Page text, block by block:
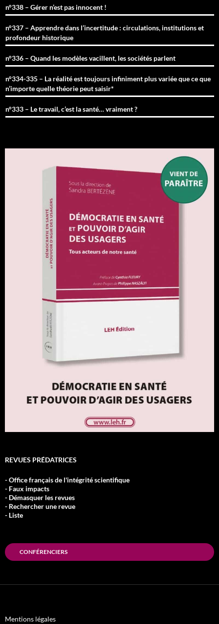
n°338 – Gérer n’est pas innocent !
n°337 – Apprendre dans l’incertitude : circulations, institutions et
profondeur historique
n°336 – Quand les modèles vacillent, les sociétés parlent
n°334-335 – La réalité est toujours infiniment plus variée que ce que
n’importe quelle théorie peut saisir*
n°333 – Le travail, c’est la santé… vraiment ?
REVUES PRÉDATRICES
- Office français de l'intégrité scientifique
- Faux impacts
- Démasquer les revues
- Rechercher une revue
- Liste
CONFÉRENCIERS
Mentions légales